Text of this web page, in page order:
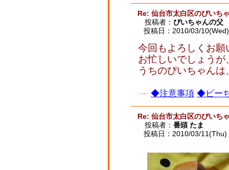
Re: 仙台市太白区のぴいち
投稿者： ぴいちゃんの父
投稿日：2010/03/
今回もよろしくお願
お忙しいでしょう
うちのぴいちゃん
◆注意事項 ◆ビー
Re: 仙台市太白区のぴいち
投稿者： 番頭 たま
投稿日：2010/03/